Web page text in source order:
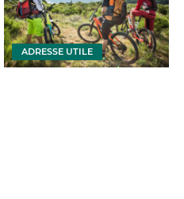
ADRESSE UTILE